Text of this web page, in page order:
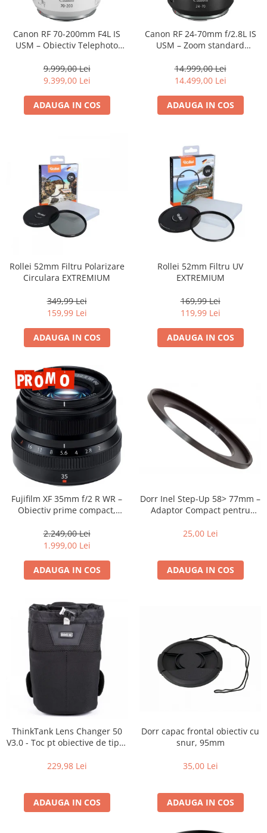
Parasolare
Teleconvertoare
Adaptoare montura / baioneta
Capace obiectiv si camera
Inele Macro
Filtre foto
Filtre White Balance
Accesorii filtre
Convertoare pe filet foto video
Inele reductii obiective
Curatare si intretinere
Blitz-uri externe
Compatibil Sony
Adaptoare stativ port umbrela si
Comander TTL
Cabluri si Patine Sincron
Alimentare auxiliara blitz
Protectie patina apa, ploaie
Bounce-uri, Softbox-uri
Ring-Flash Adaptor
Bracket-uri si suporti
Huse protectie blitz extern
Huse protectie filtre gel
Carduri memorie, Cititoare
Carduri memorie
Cititoare carduri
Grip-uri
Telecomenzi
LCD protectie
Recordere audio digitale
Acumulatori si baterii
Acumulatori Foto
Acumulatori AA/AAA (R6/R3)) si
incarcatoare
Baterii
Tablete grafice
Canon RF 70-200mm F4L IS
USM – Obiectiv Telephoto
9.999,00 Lei
9.399,00 Lei
ADAUGA IN COS
Canon RF 24-70mm f/2.8L IS
USM – Zoom standard
14.999,00 Lei
14.499,00 Lei
ADAUGA IN COS
Rollei 52mm Filtru Polarizare
Circulara EXTREMIUM
349,99 Lei
159,99 Lei
ADAUGA IN COS
Rollei 52mm Filtru UV
EXTREMIUM
169,99 Lei
119,99 Lei
ADAUGA IN COS
Fujifilm XF 35mm f/2 R WR –
Obiectiv prime compact,
intemperii pentru fotografie
de zi cu zi
2.249,00 Lei
1.999,00 Lei
ADAUGA IN COS
Dorr Inel Step-Up 58> 77mm –
Adaptor Compact pentru
25,00 Lei
ADAUGA IN COS
ThinkTank Lens Changer 50
V3.0 - Toc pt obiective de tipul
229,98 Lei
ADAUGA IN COS
Dorr capac frontal obiectiv cu
snur, 95mm
35,00 Lei
ADAUGA IN COS